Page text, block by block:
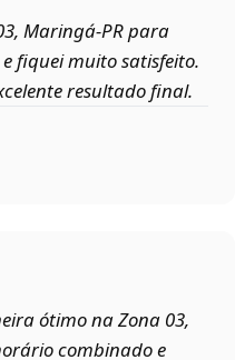
Maringá‑PR para
fiquei muito satisfeito.
resultado final.
ótimo na Zona 03,
combinado e